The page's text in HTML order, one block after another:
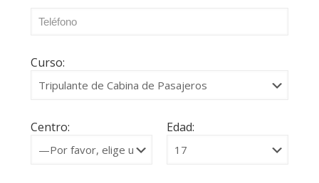
Curso:
Centro: Edad: